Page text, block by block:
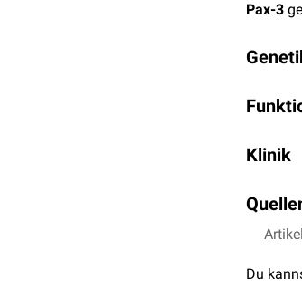
Pax-3
in der
derNeuro
Klinik
Du